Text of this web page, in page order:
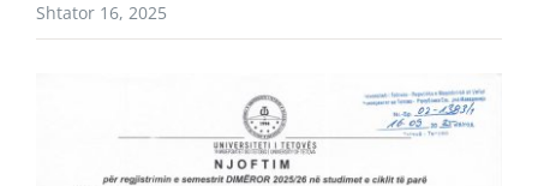
Shtator 16, 2025